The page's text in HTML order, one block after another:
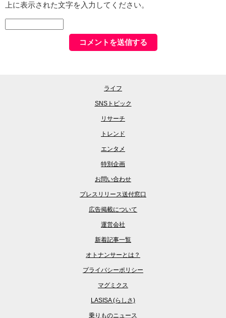
上に表示された文字を入力してください。
ライフ
SNSトピック
リサーチ
トレンド
エンタメ
特別企画
お問い合わせ
プレスリリース送付窓口
広告掲載について
運営会社
新着記事一覧
オトナンサーとは？
プライバシーポリシー
マグミクス
LASISA (らしさ)
乗りものニュース